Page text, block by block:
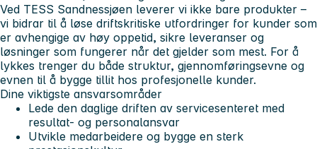
Ved TESS Sandnessjøen leverer vi ikke bare produkter –
vi bidrar til å løse driftskritiske utfordringer for kunder som
er avhengige av høy oppetid, sikre leveranser og
løsninger som fungerer når det gjelder som mest. For å
lykkes trenger du både struktur, gjennomføringsevne og
evnen til å bygge tillit hos profesjonelle kunder.
Dine viktigste ansvarsområder
Lede den daglige driften av servicesenteret med
resultat- og personalansvar
Utvikle medarbeidere og bygge en sterk